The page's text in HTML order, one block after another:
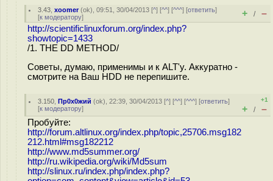
3.43 ,xoomer(ok), 09:51, 30/04/2013 [^] [^^] [^^^] [ответить]
[к модератору] + / –
http://scientificlinuxforum.org/index.php?
showtopic=1433
/1. THE DD METHOD/
Советы, думаю, применимы и к ALT'у. Аккуратно -
смотрите на Ваш HDD не перепишите.
3.150 ,Пр0х0жий (ok), 22:39, 30/04/2013 [^] [^^] [^^^] [ответить]
[к модератору]
+1
+ / –
Пробуйте:
http://forum.altlinux.org/index.php/topic,25706.msg182
212.html#msg182212
http://www.md5summer.org/
http://ru.wikipedia.org/wiki/Md5sum
http://slinux.ru/index.php/index.php?